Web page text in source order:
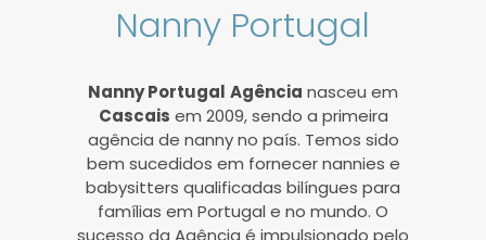
Nanny Portugal
Nanny Portugal Agência nasceu em
Cascais em 2009, sendo a primeira
agência de nanny no país. Temos sido
bem sucedidos em fornecer nannies e
babysitters qualificadas bilíngues para
famílias em Portugal e no mundo. O
sucesso da Agência é impulsionado pelo